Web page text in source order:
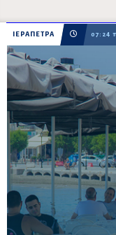
ΙΕΡΑΠΕΤΡΑ 07:24